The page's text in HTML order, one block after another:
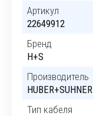
Артикул
22649912
Бренд
H+S
Производитель
HUBER+SUHNER
Тип кабеля